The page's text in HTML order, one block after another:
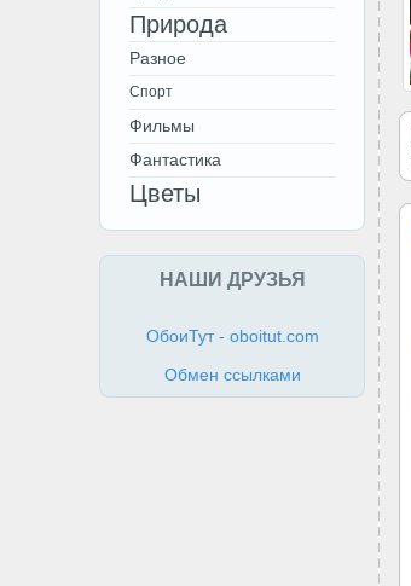
Природа
Разное
Спорт
Фильмы
Фантастика
Цветы
НАШИ ДРУЗЬЯ
ОбоиТут - oboitut.com
Обмен ссылками